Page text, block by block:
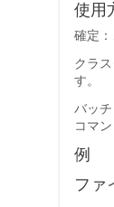
使用
確定
クラ
す。
バッ
コマ
例
ファ